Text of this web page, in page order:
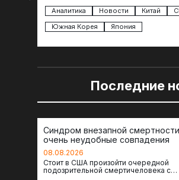
импорта из более 100 стран…
Аналитика Новости Китай
Южная Корея
Япония
Последние
Синдром внезапной
очень неудобные совпадения
08.08.2026
Стоит в США произойти очередной
подозрительной смертичеловека с